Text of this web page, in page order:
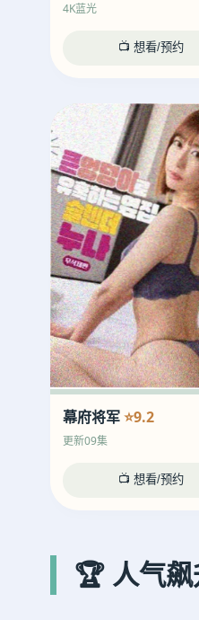
4K蓝光
📺 想看/预约
幕府将军⭐9.2
更新09集
📺 想看/预约
🏆 人气飙